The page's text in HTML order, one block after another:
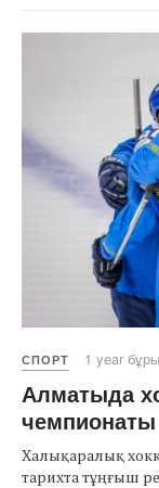
СПОРТ 1 year
Алматыда
чемпионаты
Халықаралық
тарихта тұңғыш